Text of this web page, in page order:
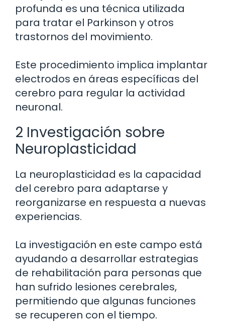
profunda es una técnica utilizada
para tratar el Parkinson y otros
trastornos del movimiento.
Este procedimiento implica implantar
electrodos en áreas específicas del
cerebro para regular la actividad
neuronal.
2 Investigación sobre
Neuroplasticidad
La neuroplasticidad es la capacidad
del cerebro para adaptarse y
reorganizarse en respuesta a nuevas
experiencias.
La investigación en este campo está
ayudando a desarrollar estrategias
de rehabilitación para personas que
han sufrido lesiones cerebrales,
permitiendo que algunas funciones
se recuperen con el tiempo.